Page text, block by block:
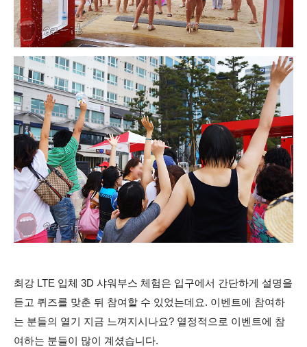
최강 LTE 입체 3D 샤워부스 체험은 입구에서 간단하게 설명을
듣고 퀴즈를 맞춘 뒤 참여할 수 있었는데요. 이벤트에 참여하
는 분들의 열기 지금 느껴지시나요? 열정적으로 이벤트에 참
여하는 분들이 많이 계셨습니다.